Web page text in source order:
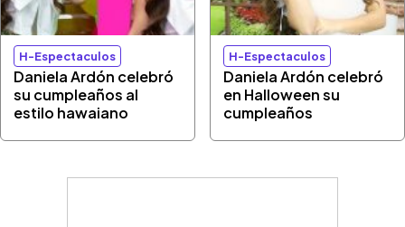
H-Espectaculos
Daniela Ardón celebró
su cumpleaños al
estilo hawaiano
H-Espectaculos
Daniela Ardón celebró
en Halloween su
cumpleaños